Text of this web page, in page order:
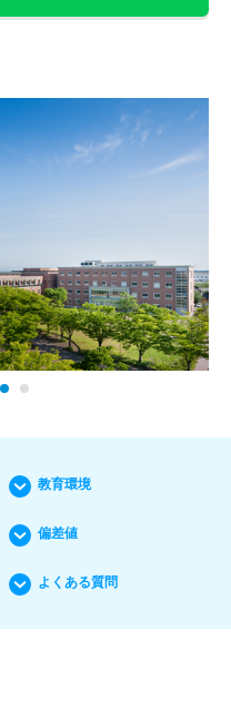
教育環境
偏差値
よくある質問